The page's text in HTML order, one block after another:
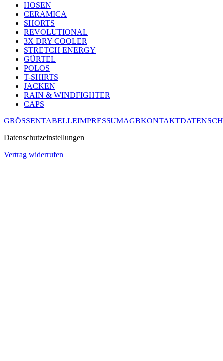
HOSEN
CERAMICA
SHORTS
REVOLUTIONAL
3X DRY COOLER
STRETCH ENERGY
GÜRTEL
POLOS
T-SHIRTS
JACKEN
RAIN & WINDFIGHTER
CAPS
GRÖSSENTABELLEIMPRESSUMAGBKONTAKT
Datenschutzeinstellungen
Vertrag widerrufen